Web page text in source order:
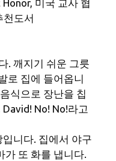
미국 교사 협
천도서
. 깨지기 쉬운 그릇
로 집에 들어옵니
식으로 장난을 칩
No! No!라고
니다. 집에서 야구
가 또 화를 냅니다.